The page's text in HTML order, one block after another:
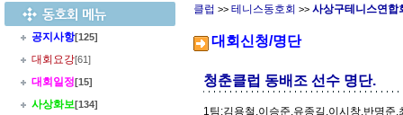
공지사항[125]
대회요강[61]
대회일정[15]
사상화보[134]
클럽 >> 테니스동호회 >> 사상구테니스연합
대회신청/명단
청춘클럽 동배조 선수 명단.
1팀:김용철,이승준,유종길,이시창,반명준